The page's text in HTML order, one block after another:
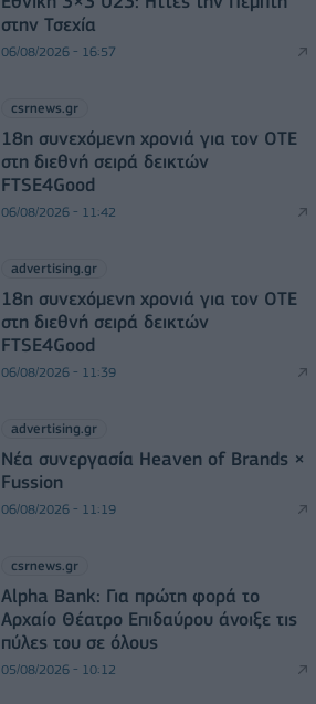
στην Τσεχία
06/08/2026 - 16:57
csrnews.gr
18η συνεχόμενη χρονιά για τον ΟΤΕ
στη διεθνή σειρά δεικτών
FTSE4Good
06/08/2026 - 11:42
advertising.gr
18η συνεχόμενη χρονιά για τον ΟΤΕ
στη διεθνή σειρά δεικτών
FTSE4Good
06/08/2026 - 11:39
advertising.gr
Νέα συνεργασία Heaven of Brands ×
Fussion
06/08/2026 - 11:19
csrnews.gr
Alpha Bank: Για πρώτη φορά το
Αρχαίο Θέατρο Επιδαύρου άνοιξε τις
πύλες του σε όλους
05/08/2026 - 10:12